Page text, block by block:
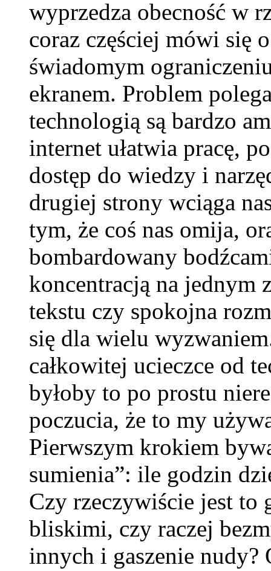
wyprzedza obecność w
coraz częściej mówi się
świadomym
ekranem. Problem
technologią są bardzo
internet ułatwia pracę,
dostęp do wiedzy i
drugiej strony wciąga
tym, że coś nas omija,
bombardowany
koncentracją na jednym
tekstu czy spokojna
się dla wielu
całkowitej ucieczce od
byłoby to po prostu
poczucia, że to my
Pierwszym krokiem
sumienia”: ile godzin
Czy rzeczywiście jest to
bliskimi, czy raczej
innych i gaszenie nudy?